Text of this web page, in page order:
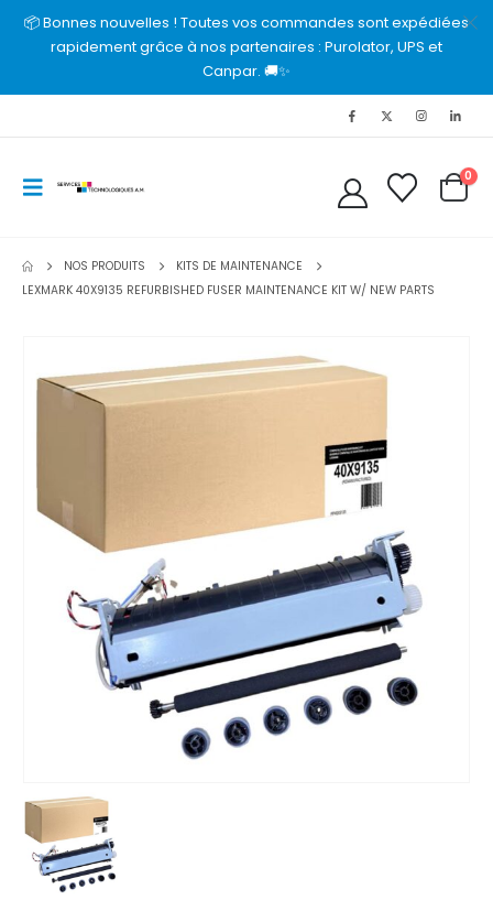
📦 Bonnes nouvelles ! Toutes vos commandes sont expédiées
rapidement grâce à nos partenaires : Purolator, UPS et
Canpar. 🚚✨
0
NOS PRODUITS
KITS DE MAINTENANCE
LEXMARK 40X9135 REFURBISHED FUSER MAINTENANCE KIT W/ NEW PARTS